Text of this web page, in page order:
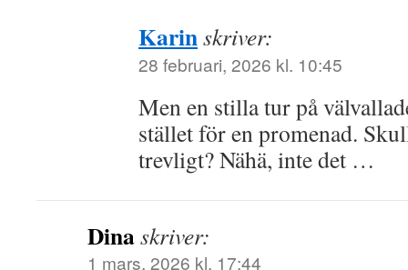
Karinskriver:
28 februari, 2026 kl. 10:45
Men en stilla tur på
stället för en promenad.
trevligt? Nähä, inte det …
Dinaskriver:
1 mars, 2026 kl. 17:44